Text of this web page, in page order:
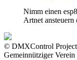
Nimm einen
Artnet ansteuern
© DMXControl
Gemeinnütziger